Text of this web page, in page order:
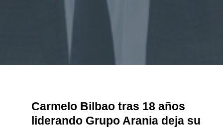
Carmelo Bilbao tras 18 años
liderando Grupo Arania deja su